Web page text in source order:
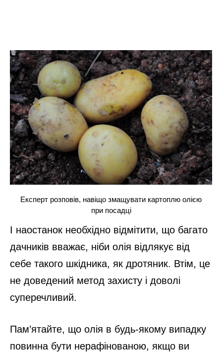
Експерт розповів, навіщо змащувати картоплю олією
при посадці
І наостанок необхідно відмітити, що багато
дачників вважає, ніби олія відлякує від
себе такого шкідника, як дротяник. Втім, це
не доведений метод захисту і доволі
суперечливий.
Пам’ятайте, що олія в будь-якому випадку
повинна бути нерафінованою, якщо ви